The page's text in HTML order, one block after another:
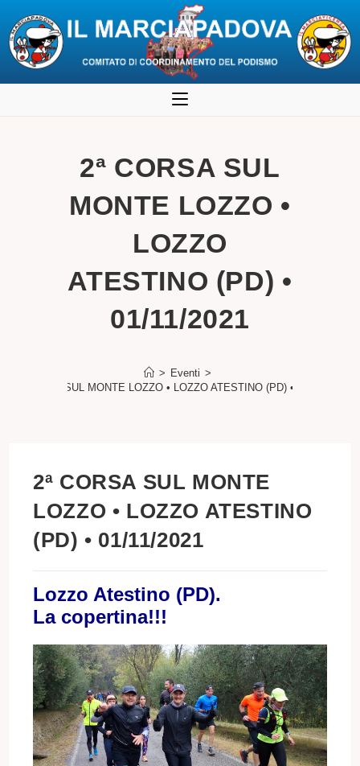
al
2ª CORSA SUL
MONTE LOZZO •
LOZZO
ATESTINO (PD) •
01/11/2021
> Eventi >
2ª CORSA SUL MONTE LOZZO • LOZZO ATESTINO (PD) • 01/11/2021
2ª CORSA SUL MONTE
LOZZO • LOZZO ATESTINO
(PD) • 01/11/2021
Lozzo Atestino (PD).
La copertina!!!